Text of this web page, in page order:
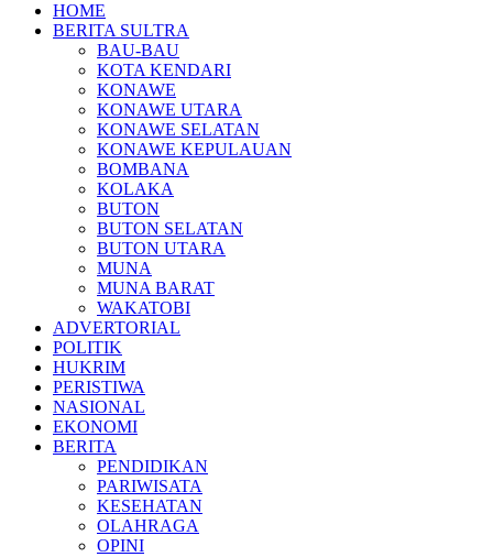
HOME
BERITA SULTRA
BAU-BAU
KOTA KENDARI
KONAWE
KONAWE UTARA
KONAWE SELATAN
KONAWE KEPULAUAN
BOMBANA
KOLAKA
BUTON
BUTON SELATAN
BUTON UTARA
MUNA
MUNA BARAT
WAKATOBI
ADVERTORIAL
POLITIK
HUKRIM
PERISTIWA
NASIONAL
EKONOMI
BERITA
PENDIDIKAN
PARIWISATA
KESEHATAN
OLAHRAGA
OPINI